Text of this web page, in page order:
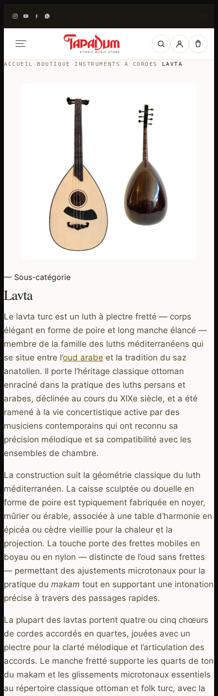
ACCUEIL › BOUTIQUE › INSTRUMENTS À CORDES › LAVTA
— Sous-catégorie
Lavta
Le lavta turc est un luth à plectre fretté — corps
élégant en forme de poire et long manche élancé —
membre de la famille des luths méditerranéens qui
se situe entre l’oud arabe et la tradition du saz
anatolien. Il porte l’héritage classique ottoman
enraciné dans la pratique des luths persans et
arabes, déclinée au cours du XIXe siècle, et a été
ramené à la vie concertistique active par des
musiciens contemporains qui ont reconnu sa
précision mélodique et sa compatibilité avec les
ensembles de chambre.
La construction suit la géométrie classique du luth
méditerranéen. La caisse sculptée ou douelle en
forme de poire est typiquement fabriquée en noyer,
mûrier ou érable, associée à une table d’harmonie en
épicéa ou cèdre vieillie pour la chaleur et la
projection. La touche porte des frettes mobiles en
boyau ou en nylon — distincte de l’oud sans frettes
— permettant des ajustements microtonaux pour la
pratique du makam tout en supportant une intonation
précise à travers des passages rapides.
La plupart des lavtas portent quatre ou cinq chœurs
de cordes accordés en quartes, jouées avec un
plectre pour la clarté mélodique et l’articulation des
accords. Le manche fretté supporte les quarts de ton
du makam et les glissements microtonaux essentiels
au répertoire classique ottoman et folk turc, avec la